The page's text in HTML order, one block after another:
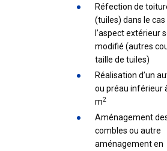
Réfection de
(tuiles) dans le cas
l’aspect extérieur
modifié (autres
taille de tuiles)
Réalisation d’un
ou préau inférieur
m2
Aménagement
combles ou autre
aménagement en